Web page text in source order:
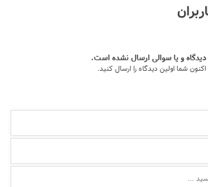
دیدگاه و یا سوالی ارسال نشده است.
شما اولین دیدگاه را ارسال کنید.